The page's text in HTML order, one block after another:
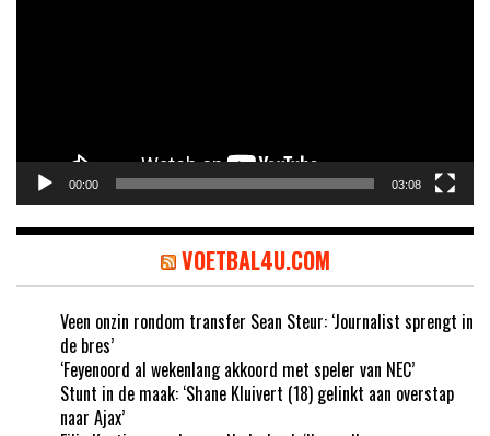
00:00 03:08
VOETBAL4U.COM
Veen onzin rondom transfer Sean Steur: ‘Journalist sprengt in
de bres’
‘Feyenoord al wekenlang akkoord met speler van NEC’
Stunt in de maak: ‘Shane Kluivert (18) gelinkt aan overstap
naar Ajax’